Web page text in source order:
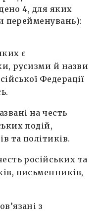
4, для яких
перейменувань):
є
русизми й назви
Федерації
на честь
подій,
та політиків.
російських та
письменників,
з